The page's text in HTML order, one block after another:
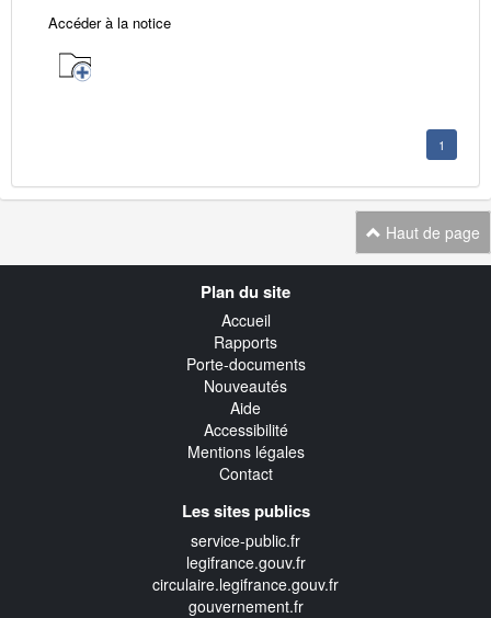
Accéder à la notice
1
Haut de page
Plan du site
Accueil
Rapports
Porte-documents
Nouveautés
Aide
Accessibilité
Mentions légales
Contact
Les sites publics
service-public.fr
legifrance.gouv.fr
circulaire.legifrance.gouv.fr
gouvernement.fr